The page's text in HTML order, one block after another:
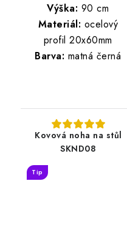
Výška: 90 cm
Materiál: ocelový
profil 20x60mm
Barva: matná černá
Kovová noha na stůl
SKND08
Tip